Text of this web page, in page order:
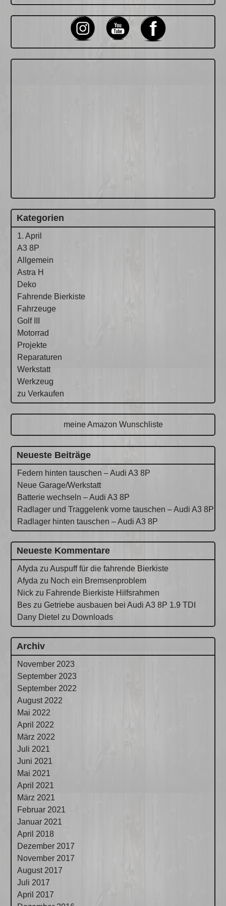
nach:
Kategorien
1. April
A3 8P
Allgemein
Astra H
Deko
Fahrende Bierkiste
Fahrzeuge
Golf III
Motorrad
Projekte
Reparaturen
Werkstatt
Werkzeug
zu Verkaufen
meine Amazon Wunschliste
Neueste Beiträge
Federn hinten tauschen – Audi A3 8P
Neue Garage/Werkstatt
Batterie wechseln – Audi A3 8P
Radlager und Traggelenk vorne tauschen – Audi A3 8P
Radlager hinten tauschen – Audi A3 8P
Neueste Kommentare
Afyda zuAuspuff für die fahrende Bierkiste
Afyda zu Noch ein Bremsenproblem
Nick zu Fahrende Bierkiste Hilfsrahmen
Bes zuGetriebe ausbauen bei Audi A3 8P 1.9 TDI
Dany Dietel zu Downloads
Archiv
November 2023
September 2023
September 2022
August 2022
Mai 2022
April 2022
März 2022
Juli 2021
Juni 2021
Mai 2021
April 2021
März 2021
Februar 2021
Januar 2021
April 2018
Dezember 2017
November 2017
August 2017
Juli 2017
April 2017